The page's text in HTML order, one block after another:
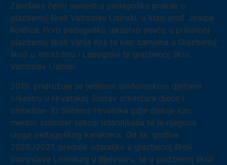
Završava četiri semestra pedagoške prakse u
glazbenoj školi Vatroslav Lisinski, u klasi prof. Josipa
Konfica. Prvo pedagoško iskustvo stječe u privatnoj
glazbenoj školi Vanja Kos te kao zamjena u Glazbenoj
školi u Varaždinu i Lepoglavi te glazbenoj školi
Vatroslav Lisinski.
2019. pridružuje se jedinom simfonijskom dječjem
orkestru u Hrvatskoj Sustav orkestara djece i
omladine- El Sistema Hrvatska gdje djeluje kao
mentor volonter sekciji udaraljkaša te je njegova
uloga pedagoškog karaktera. Od šk. godine
2020./2021. predaje udaraljke u glazbenoj školi
Vatroslava Lisinskog u Bjelovaru, te u glazbenoj školi